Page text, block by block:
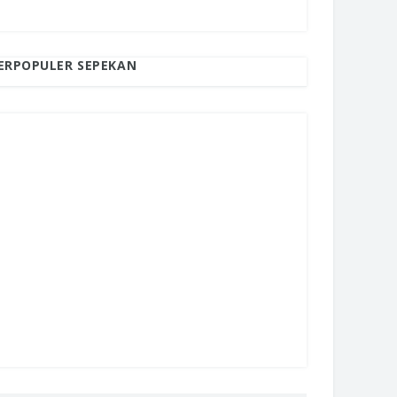
SEPEKAN